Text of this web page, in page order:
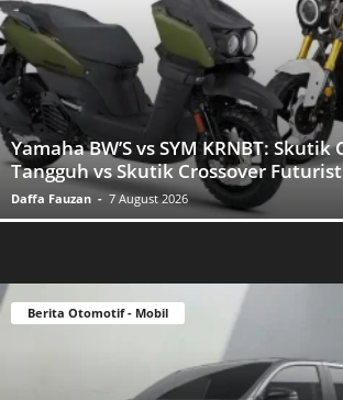
Yamaha BW’S vs SYM KRNBT: Skutik
Tangguh vs Skutik Crossover
Daffa Fauzan - 7 August 2026
Berita Otomotif - Mobil